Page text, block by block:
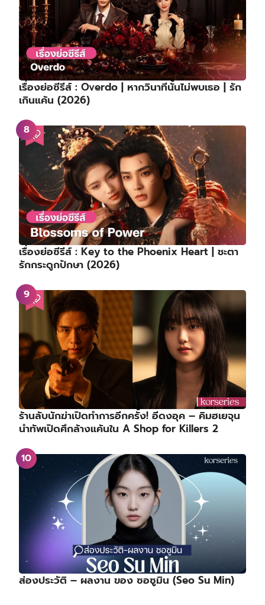
เรื่องย่อซีรีส์ : Overdo | หากวินาทีนั้นไม่พบเธอ | รัก
เกินแค้น (2026)
เรื่องย่อซีรีส์ : Key to the Phoenix Heart | ชะตา
รักกระดูกปักษา (2026)
ร้านลับนักฆ่าเปิดทำการอีกครั้ง! อีดงอุค – คิมฮเยจุน
นำทัพเปิดศึกล้างแค้นใน A Shop for Killers 2
ส่องประวัติ – ผลงาน ของ ซอซูมิน (Seo Su Min)